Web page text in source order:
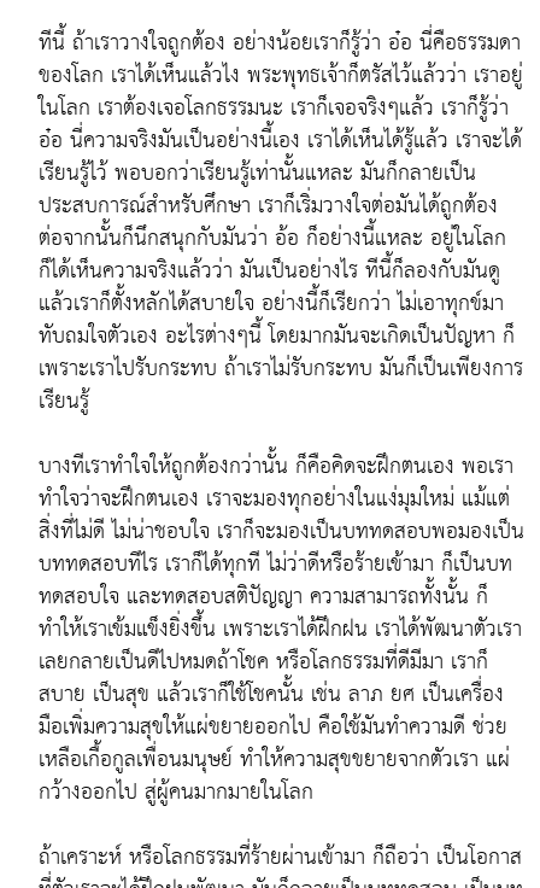
ทีนี้ ถ้าเราวางใจถูกต้อง อย่างน้อยเราก็รู้ว่า อ๋อ นี่คือธรรมดา
ของโลก เราได้เห็นแล้วไง พระพุทธเจ้าก็ตรัสไว้แล้วว่า เราอยู่
ในโลก เราต้องเจอโลกธรรมนะ เราก็เจอจริงๆแล้ว เราก็รู้ว่า
อ๋อ นี่ความจริงมันเป็นอย่างนี้เอง เราได้เห็นได้รู้แล้ว เราจะได้
เรียนรู้ไว้ พอบอกว่าเรียนรู้เท่านั้นแหละ มันก็กลายเป็น
ประสบการณ์สำหรับศึกษา เราก็เริ่มวางใจต่อมันได้ถูกต้อง
ต่อจากนั้นก็นึกสนุกกับมันว่า อ้อ ก็อย่างนี้แหละ อยู่ในโลก
ก็ได้เห็นความจริงแล้วว่า มันเป็นอย่างไร ทีนี้ก็ลองกับมันดู
แล้วเราก็ตั้งหลักได้สบายใจ อย่างนี้ก็เรียกว่า ไม่เอาทุกข์มา
ทับถมใจตัวเอง อะไรต่างๆนี้ โดยมากมันจะเกิดเป็นปัญหา ก็
เพราะเราไปรับกระทบ ถ้าเราไม่รับกระทบ มันก็เป็นเพียงการ
เรียนรู้
บางทีเราทำใจให้ถูกต้องกว่านั้น ก็คือคิดจะฝึกตนเอง พอเรา
ทำใจว่าจะฝึกตนเอง เราจะมองทุกอย่างในแง่มุมใหม่ แม้แต่
สิ่งที่ไม่ดี ไม่น่าชอบใจ เราก็จะมองเป็นบททดสอบพอมองเป็น
บททดสอบทีไร เราก็ได้ทุกที ไม่ว่าดีหรือร้ายเข้ามา ก็เป็นบท
ทดสอบใจ และทดสอบสติปัญญา ความสามารถทั้งนั้น ก็
ทำให้เราเข้มแข็งยิ่งขึ้น เพราะเราได้ฝึกฝน เราได้พัฒนาตัวเรา
เลยกลายเป็นดีไปหมดถ้าโชค หรือโลกธรรมที่ดีมีมา เราก็
สบาย เป็นสุข แล้วเราก็ใช้โชคนั้น เช่น ลาภ ยศ เป็นเครื่อง
มือเพิ่มความสุขให้แผ่ขยายออกไป คือใช้มันทำความดี ช่วย
เหลือเกื้อกูลเพื่อนมนุษย์ ทำให้ความสุขขยายจากตัวเรา แผ่
กว้างออกไป สู่ผู้คนมากมายในโลก
ถ้าเคราะห์ หรือโลกธรรมที่ร้ายผ่านเข้ามา ก็ถือว่า เป็นโอกาส